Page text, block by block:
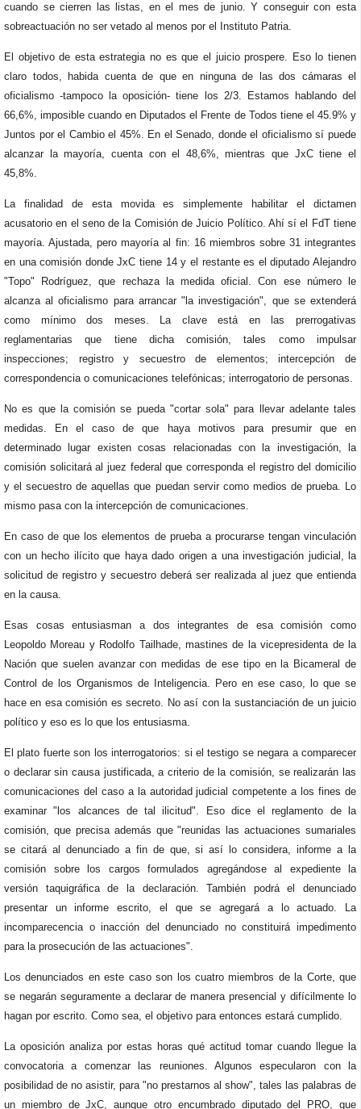
cuando se cierren las listas, en el mes de junio. Y conseguir con esta
sobreactuación no ser vetado al menos por el Instituto Patria.
El objetivo de esta estrategia no es que el juicio prospere. Eso lo tienen
claro todos, habida cuenta de que en ninguna de las dos cámaras el
oficialismo -tampoco la oposición- tiene los 2/3. Estamos hablando del
66,6%, imposible cuando en Diputados el Frente de Todos tiene el 45.9% y
Juntos por el Cambio el 45%. En el Senado, donde el oficialismo sí puede
alcanzar la mayoría, cuenta con el 48,6%, mientras que JxC tiene el
45,8%.
La finalidad de esta movida es simplemente habilitar el dictamen
acusatorio en el seno de la Comisión de Juicio Político. Ahí sí el FdT tiene
mayoría. Ajustada, pero mayoría al fin: 16 miembros sobre 31 integrantes
en una comisión donde JxC tiene 14 y el restante es el diputado Alejandro
"Topo" Rodríguez, que rechaza la medida oficial. Con ese número le
alcanza al oficialismo para arrancar "la investigación", que se extenderá
como mínimo dos meses. La clave está en las prerrogativas
reglamentarias que tiene dicha comisión, tales como impulsar
inspecciones; registro y secuestro de elementos; intercepción de
correspondencia o comunicaciones telefónicas; interrogatorio de personas.
No es que la comisión se pueda "cortar sola" para llevar adelante tales
medidas. En el caso de que haya motivos para presumir que en
determinado lugar existen cosas relacionadas con la investigación, la
comisión solicitará al juez federal que corresponda el registro del domicilio
y el secuestro de aquellas que puedan servir como medios de prueba. Lo
mismo pasa con la intercepción de comunicaciones.
En caso de que los elementos de prueba a procurarse tengan vinculación
con un hecho ilícito que haya dado origen a una investigación judicial, la
solicitud de registro y secuestro deberá ser realizada al juez que entienda
en la causa.
Esas cosas entusiasman a dos integrantes de esa comisión como
Leopoldo Moreau y Rodolfo Tailhade, mastines de la vicepresidenta de la
Nación que suelen avanzar con medidas de ese tipo en la Bicameral de
Control de los Organismos de Inteligencia. Pero en ese caso, lo que se
hace en esa comisión es secreto. No así con la sustanciación de un juicio
político y eso es lo que los entusiasma.
El plato fuerte son los interrogatorios: si el testigo se negara a comparecer
o declarar sin causa justificada, a criterio de la comisión, se realizarán las
comunicaciones del caso a la autoridad judicial competente a los fines de
examinar "los alcances de tal ilicitud". Eso dice el reglamento de la
comisión, que precisa además que "reunidas las actuaciones sumariales
se citará al denunciado a fin de que, si así lo considera, informe a la
comisión sobre los cargos formulados agregándose al expediente la
versión taquigráfica de la declaración. También podrá el denunciado
presentar un informe escrito, el que se agregará a lo actuado. La
incomparecencia o inacción del denunciado no constituirá impedimento
para la prosecución de las actuaciones".
Los denunciados en este caso son los cuatro miembros de la Corte, que
se negarán seguramente a declarar de manera presencial y difícilmente lo
hagan por escrito. Como sea, el objetivo para entonces estará cumplido.
La oposición analiza por estas horas qué actitud tomar cuando llegue la
convocatoria a comenzar las reuniones. Algunos especularon con la
posibilidad de no asistir, para "no prestarnos al show", tales las palabras de
un miembro de JxC, aunque otro encumbrado diputado del PRO, que